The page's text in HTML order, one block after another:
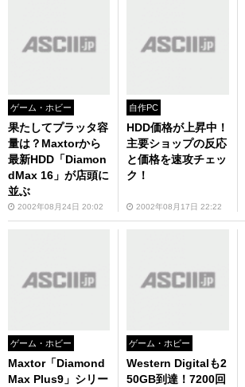
ゲーム・ホビー
果たしてプラッタ容
量は？Maxtorから
最新HDD「Diamon
dMax 16」が店頭に
並ぶ
2002年08月24日 20:02
自作PC
HDD価格が上昇中！
主要ショップの反応
と価格を速攻チェッ
ク！
2002年08月17日 22:22
ゲーム・ホビー
Maxtor「Diamond
Max Plus9」シリー
ゲーム・ホビー
Western Digitalも2
50GB到達！7200回